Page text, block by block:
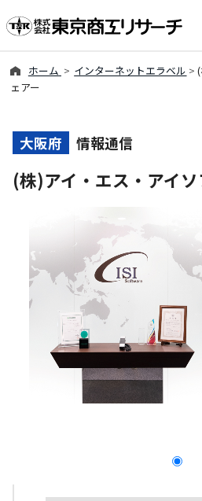
会社案内
商品・サービ
導入事例
採用情報
ホーム インターネットエラベル
ェアー
大阪府 情報通信
(株)アイ・エス・アイ